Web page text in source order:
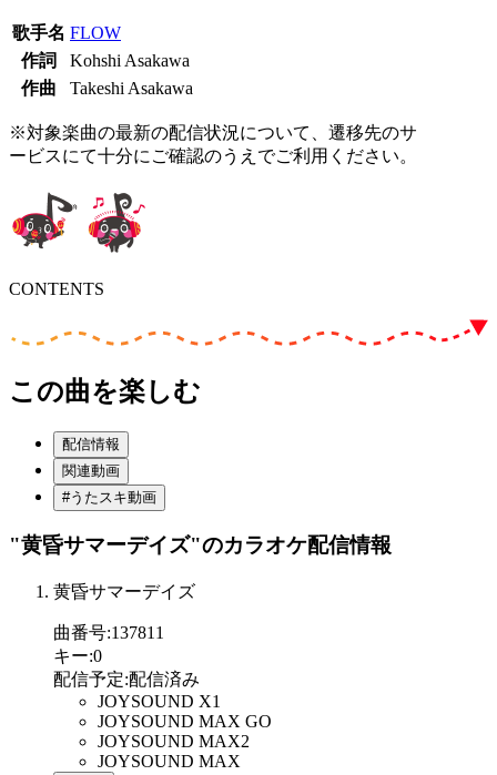
歌手名 FLOW
作詞
Kohshi Asakawa
作曲
Takeshi Asakawa
※対象楽曲の最新の配信状況について、遷移先のサ
ービスにて十分にご確認のうえでご利用ください。
CONTENTS
この曲を楽しむ
配信情報
関連動画
#うたスキ動画
"黄昏サマーデイズ"のカラオケ配信情報
黄昏サマーデイズ
曲番号:137811
キー:0
配信予定:配信済み
JOYSOUND X1
JOYSOUND MAX GO
JOYSOUND MAX2
JOYSOUND MAX